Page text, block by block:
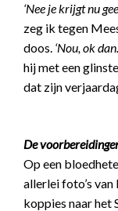
‘Nee je krijgt nu
zeg ik tegen
doos. ‘Nou, ok
hij met een
dat zijn
De
Op een
allerlei foto’s
koppies naar het